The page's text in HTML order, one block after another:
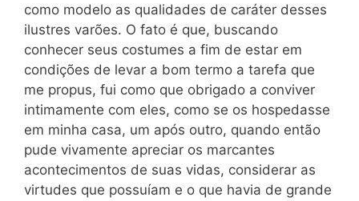
como modelo as qualidades de caráter desses
ilustres varões. O fato é que, buscando
conhecer seus costumes a fim de estar em
condições de levar a bom termo a tarefa que
me propus, fui como que obrigado a conviver
intimamente com eles, como se os hospedasse
em minha casa, um após outro, quando então
pude vivamente apreciar os marcantes
acontecimentos de suas vidas, considerar as
virtudes que possuíam e o que havia de grande